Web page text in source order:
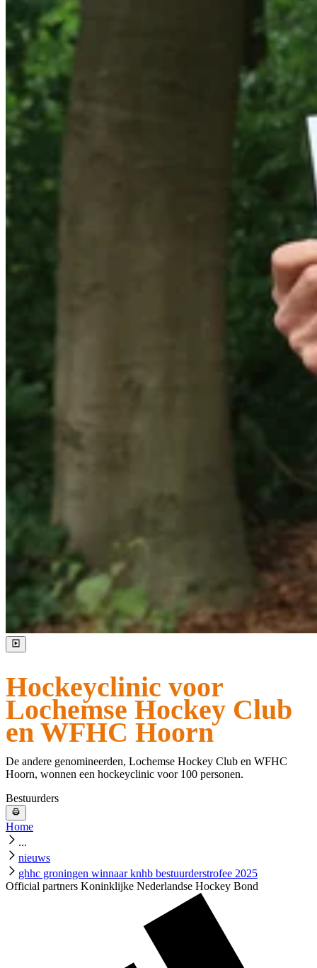
Hockeyclinic voor
Lochemse Hockey Club
en WFHC Hoorn
De andere genomineerden, Lochemse Hockey Club en WFHC
Hoorn, wonnen een hockeyclinic voor 100 personen.
Bestuurders
Home
...
nieuws
ghhc groningen winnaar knhb bestuurderstrofee 2025
Official partners Koninklijke Nederlandse Hockey Bond